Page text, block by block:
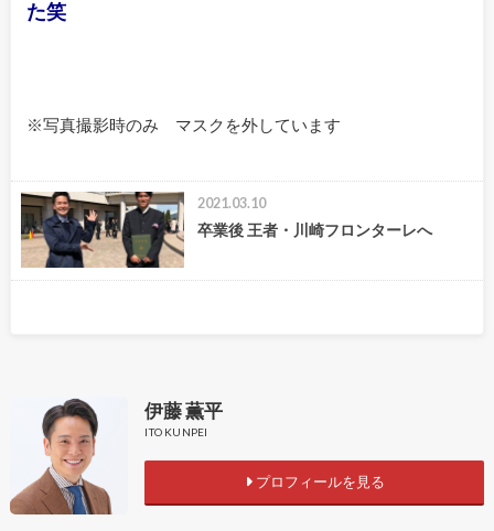
た笑
※写真撮影時のみ マスクを外しています
2021.03.10
卒業後 王者・川崎フロンターレへ
伊藤 薫平
ITO KUNPEI
プロフィールを見る